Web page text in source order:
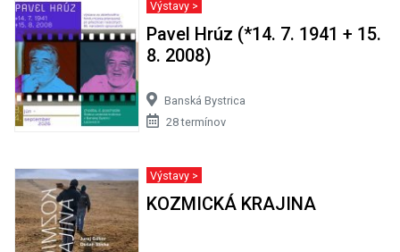
Výstavy >
Pavel Hrúz (*14. 7. 1941 + 15.
8. 2008)
Banská Bystrica
28 termínov
Výstavy >
KOZMICKÁ KRAJINA